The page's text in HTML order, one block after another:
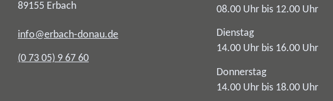
89155 Erbach
info@erbach-donau.de
(0 73 05) 9 67 60
08.00 Uhr bis 12.00 Uhr
Dienstag
14.00 Uhr bis 16.00 Uhr
Donnerstag
14.00 Uhr bis 18.00 Uhr